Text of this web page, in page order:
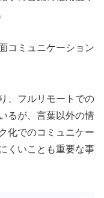
コミュニケーション
、フルリモートでの
るが、言葉以外の情
化でのコミュニケー
くいことも重要な事